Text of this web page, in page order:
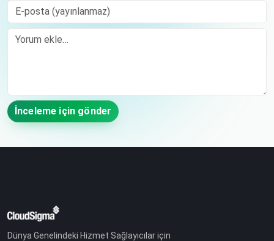
E-posta (yayınlanmaz)
Comment
İnceleme için gönder
Dünya Genelindeki Hizmet Sağlayıcılar için